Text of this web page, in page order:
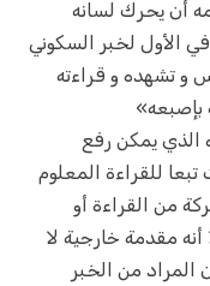
أن يحرك لسانه
في الأول لخبر السكوني
و تشهده و قراءته
بإصبعه»‌
الذي يمكن رفع
للقراءة المعلوم
من القراءة أو
أنه مقدمة خارجية لا
من الخبر